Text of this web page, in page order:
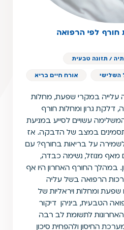
חורף לפי הרפואה
/ תזונה טבעית
השלישי אורח חיים בריא
עלייה במקרי שפעת, מחלות
דלקת גרון ומחלות חורף
עשויים לסייע במניעת
במצב של הדבקה. אז
על בריאות בחורף? עם
מאף מנוזל, נשימה כבדה,
במהלך החורף האחרון היו אף
הרפואה בשל עליה
ומחלות ויראליות של
הטבעית, ביניהן דיקור
האחרונות לתשומת לב רבה
החיסון ולהפחית סיכון